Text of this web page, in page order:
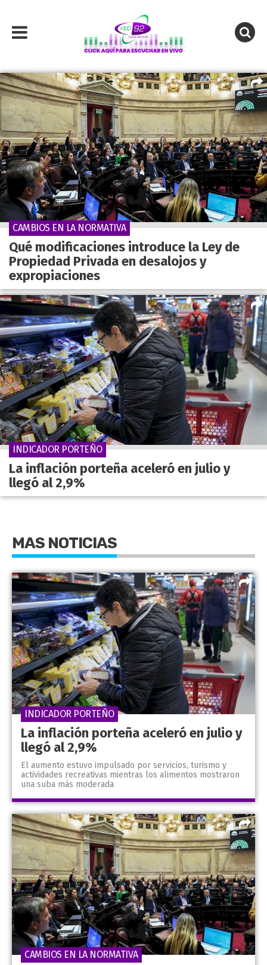
Qué modificaciones introduce la Ley de
Propiedad Privada en desalojos y
expropiaciones
CAMBIOS EN LA NORMATIVA
La inflación porteña aceleró en julio y
llegó al 2,9%
INDICADOR PORTEÑO
MAS NOTICIAS
La inflación porteña aceleró en julio y
llegó al 2,9%
El aumento estuvo impulsado por servicios, turismo y
actividades recreativas mientras los alimentos mostraron
una suba más moderada
INDICADOR PORTEÑO
CAMBIOS EN LA NORMATIVA